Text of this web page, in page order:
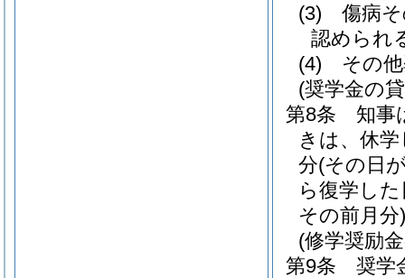
(3)
傷病
認められ
(4)
その
(奨学金の
第8条
知事
きは、休
分(その日
ら復学し
その前月分)
(修学奨励
第9条
奨学